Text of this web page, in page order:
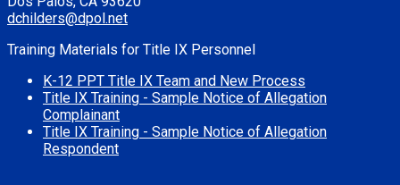
dchilders@dpol.net
Training Materials for Title IX Personnel
K-12 PPT Title IX Team and New Process
Title IX Training - Sample Notice of Allegation
Complainant
Title IX Training - Sample Notice of Allegation
Respondent